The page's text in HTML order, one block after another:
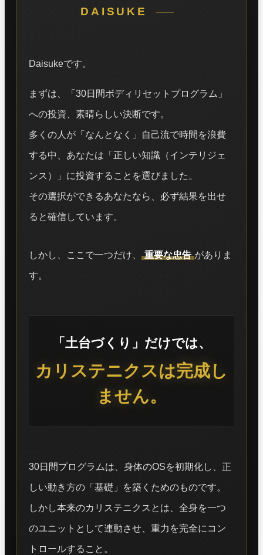
DAISUKE
Daisukeです。
まずは、「30日間ボディリセットプログラム」
への投資、素晴らしい決断です。
多くの人が「なんとなく」自己流で時間を浪費
する中、あなたは「正しい知識（インテリジェ
ンス）」に投資することを選びました。
その選択ができるあなたなら、必ず結果を出せ
ると確信しています。
しかし、ここで一つだけ、 重要な忠告 がありま
す。
「土台づくり」だけでは、
カリステニクスは完成し
ません。
30日間プログラムは、身体のOSを初期化し、正
しい動き方の「基礎」を築くためのものです。
しかし本来のカリステニクスとは、全身を一つ
のユニットとして連動させ、重力を完全にコン
トロールすること。